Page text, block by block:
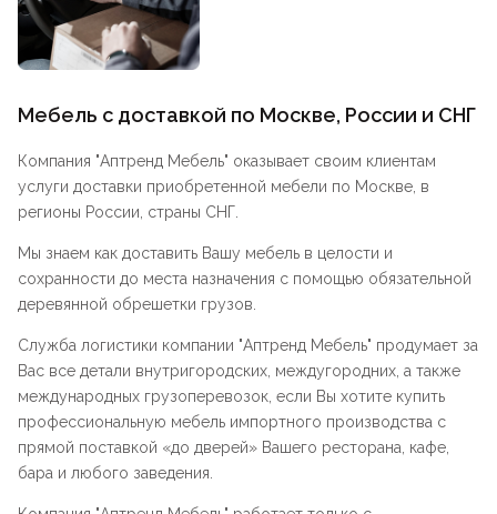
Мебель с доставкой по Москве, России и СНГ
Компания "Аптренд Мебель" оказывает своим клиентам
услуги доставки приобретенной мебели по Москве, в
регионы России, страны СНГ.
Мы знаем как доставить Вашу мебель в целости и
сохранности до места назначения с помощью обязательной
деревянной обрешетки грузов.
Служба логистики компании "Аптренд Мебель" продумает за
Вас все детали внутригородских, междугородних, а также
международных грузоперевозок, если Вы хотите купить
профессиональную мебель импортного производства с
прямой поставкой «до дверей» Вашего ресторана, кафе,
бара и любого заведения.